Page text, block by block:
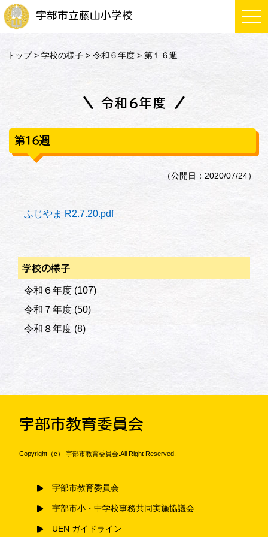
宇部市立藤山小学校
トップ>学校の様子 >令和６年度 > 第１６週
令和６年度
第１６週
（公開日：2020/07/24）
ふじやま R2.7.20.pdf
学校の様子
令和６年度 (107)
令和７年度 (50)
令和８年度 (8)
宇部市教育委員会
Copyright（c） 宇部市教育委員会.All Right Reserved.
宇部市教育委員会
宇部市小・中学校事務共同実施協議会
UEN ガイドライン